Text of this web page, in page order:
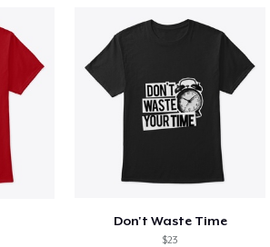
Don't Waste Time
$23